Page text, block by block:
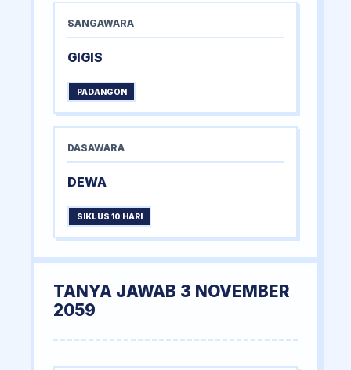
SANGAWARA
GIGIS
PADANGON
DASAWARA
DEWA
SIKLUS 10 HARI
TANYA JAWAB 3 NOVEMBER
2059